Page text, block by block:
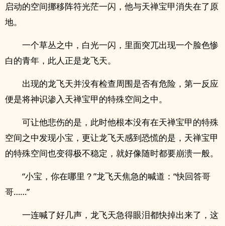
启动的空间挪移阵符光茫一闪，他与天禅宝甲消失在了原
地。
一个草丛之中，白光一闪，里面突兀出现一个脸色惨
白的青年，此人正是龙飞天。
出现的龙飞天并没有检查周围是否有危险，第一反应
便是将神识渗入天禅宝甲的特殊空间之中。
可让他悲伤的是，此时他根本没有在天禅宝甲的特殊
空间之中发现小宝，更让龙飞天感到恐慌的是，天禅宝甲
的特殊空间也变得极不稳定，就好像随时都要崩溃一般。
“小宝，你在哪里？”龙飞天焦急的喊道：“快回答哥
哥……”
一连喊了好几声，龙飞天急得眼泪都快掉出来了，这